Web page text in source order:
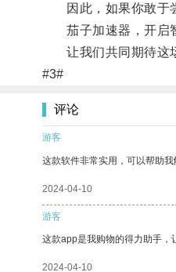
因此，如果你敢于尝
茄子加速器，开启智
让我们共同期待这场
#3#
评论
游客
这款软件非常实用，可以帮助我
2024-04-10
游客
这款app是我购物的得力助手，
2024-04-10